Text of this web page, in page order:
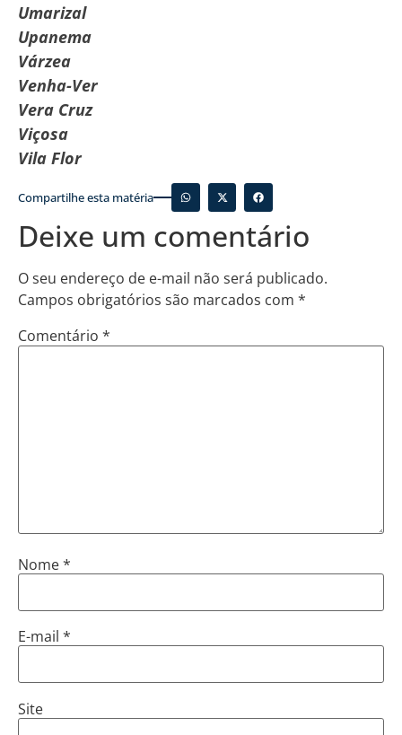
Umarizal
Upanema
Várzea
Venha-Ver
Vera Cruz
Viçosa
Vila Flor
Compartilhe esta matéria
Deixe um comentário
O seu endereço de e-mail não será publicado.
Campos obrigatórios são marcados com *
Comentário *
Nome*
E-mail *
Site